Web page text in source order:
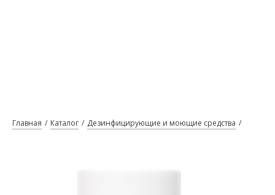
Главная Каталог Дезинфицирующие и моющие средства